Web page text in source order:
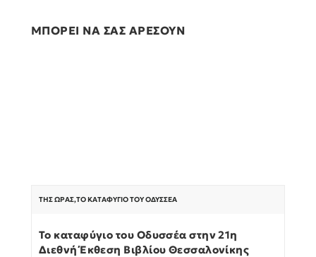
ΜΠΟΡΕΙ ΝΑ ΣΑΣ ΑΡΕΣΟΥΝ
ΤΗΣ ΏΡΑΣ,ΤΟ ΚΑΤΑΦΎΓΙΟ ΤΟΥ ΟΔΥΣΣΈΑ
Το καταφύγιο του Οδυσσέα στην 21η
Διεθνή Έκθεση Βιβλίου Θεσσαλονίκης